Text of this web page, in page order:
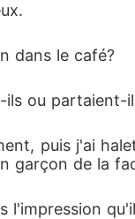
dans le café?
ils ou partaient-
puis j'ai
garçon de la
l'impression